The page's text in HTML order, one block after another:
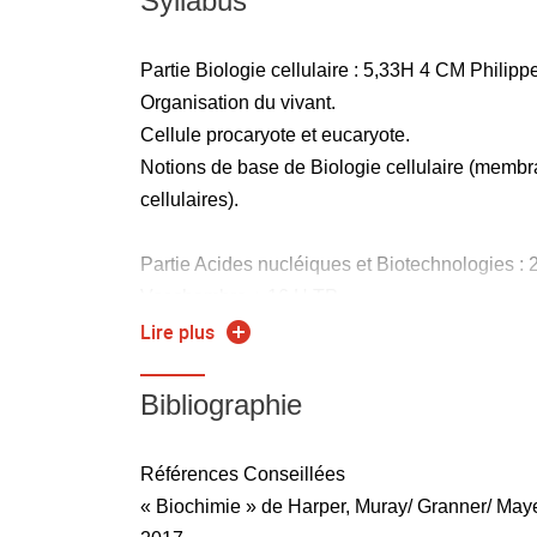
Partie Biologie cellulaire : 5,33H 4 CM
Organisation du vivant.
Cellule procaryote et eucaryote.
Notions de base de Biologie cellulaire
cellulaires).
Partie Acides nucléiques et Biotechnologies :
Structure primaire et secondaire des acides
Notions de transduction.
Enzymes utilisées en génie génétique.
Production de protéines recombinantes.
Lire plus
Bibliographie
Références Conseillées
« Biochimie » de Harper, Muray/ Granner/